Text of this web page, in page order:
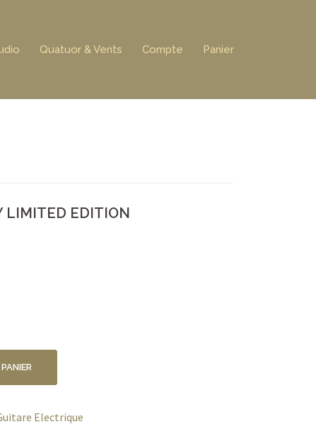
Quatuor & Vents Compte Panier
LIMITED EDITION
Electrique